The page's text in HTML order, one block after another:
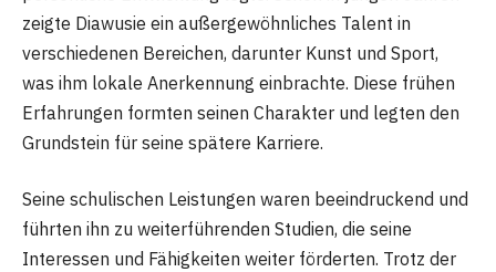
zeigte Diawusie ein außergewöhnliches Talent in
verschiedenen Bereichen, darunter Kunst und Sport,
was ihm lokale Anerkennung einbrachte. Diese frühen
Erfahrungen formten seinen Charakter und legten den
Grundstein für seine spätere Karriere.
Seine schulischen Leistungen waren beeindruckend und
führten ihn zu weiterführenden Studien, die seine
Interessen und Fähigkeiten weiter förderten. Trotz der